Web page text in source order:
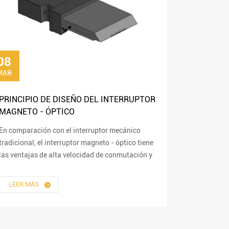
DE DISEÑO DEL INTERRUPTOR
- ÓPTICO
comparación con el interruptor mecánico
el interruptor magneto - óptico tiene
ventajas de alta velocidad de conmutación y
ópticos no mecánicos...
LEER MÁS